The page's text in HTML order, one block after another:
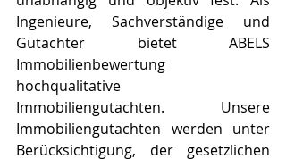
Ingenieure, Sachverständige und
Gutachter bietet ABELS
Immobilienbewertung
hochqualitative
Immobiliengutachten. Unsere
Immobiliengutachten werden unter
Be­rück­sich­ti­gung, der gesetzlichen